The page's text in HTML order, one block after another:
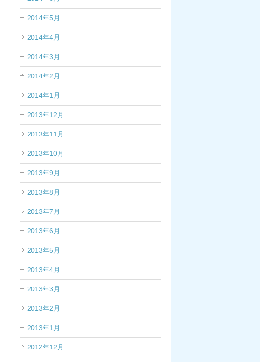
2014年5月
2014年4月
2014年3月
2014年2月
2014年1月
2013年12月
2013年11月
2013年10月
2013年9月
2013年8月
2013年7月
2013年6月
2013年5月
2013年4月
2013年3月
2013年2月
2013年1月
2012年12月